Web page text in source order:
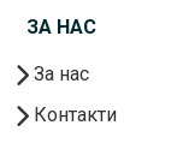
ЗА НАС
За нас
Контакти